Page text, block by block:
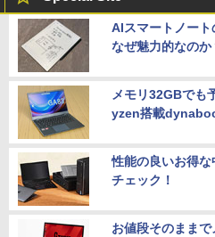
AIスマートノー
なぜ魅力的なのか
メモリ32GBでも
yzen搭載
性能の良いお得
チェック！
お値段そのまま